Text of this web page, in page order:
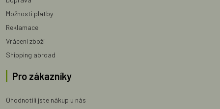
Možnosti platby
Reklamace
Vrácení zboží
Shipping abroad
Pro zákazníky
Ohodnotili jste nákup u nás